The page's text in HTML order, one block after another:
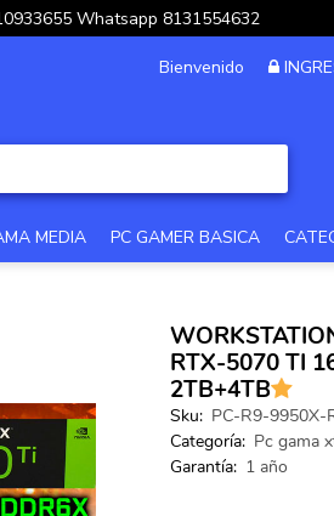
Whatsapp 8131554632
Bienvenido
MEDIA PC GAMER BASICA
PC GAMER
PC DISEÑO Y
PC GAMER
RTX-5070 TI
2TB+4TB
Sku: PC-R9-9950X-
Categoría: Pc gama
Garantía: 1 año